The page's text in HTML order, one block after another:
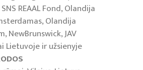
REAAL Fond, Olandija
Olandija
NewBrunswick, JAV
Lietuvoje ir užsienyje